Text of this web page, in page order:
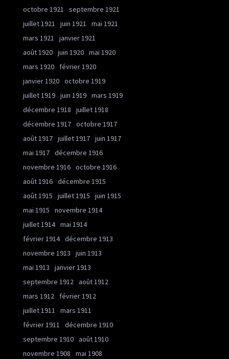
octobre 1921
septembre 1921
juillet 1921
juin 1921
mai 1921
mars 1921
janvier 1921
août 1920 juin 1920 mai 1920
mars 1920
février 1920
janvier 1920 octobre 1919
juillet 1919 juin 1919 mars 1919
décembre 1918
juillet 1918
décembre 1917 octobre 1917
août 1917 juillet 1917 juin 1917
mai 1917 décembre 1916
novembre 1916 octobre 1916
août 1916 décembre 1915
août 1915
juillet 1915
juin 1915
mai 1915
novembre 1914
juillet 1914 mai 1914
février 1914 décembre 1913
novembre 1913
juin 1913
mai 1913
janvier 1913
septembre 1912 août 1912
mars 1912
février 1912
juillet 1911
mars 1911
février 1911
décembre 1910
septembre 1910 août 1910
novembre 1908
mai 1908